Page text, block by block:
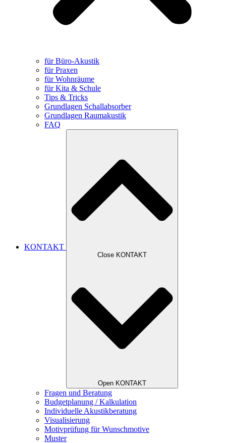
für Büro-Akustik
für Praxen
für Wohnräume
für Kita & Schule
Tips & Tricks
Grundlagen Schallabsorber
Grundlagen Raumakustik
FAQ
KONTAKT
Close KONTAKT
Open KONTAKT
Fragen und Beratung
Budgetplanung / Kalkulation
Individuelle Akustikberatung
Visualisierung
Motivprüfung für Wunschmotive
Muster